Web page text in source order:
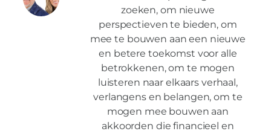
zoeken, om nieuwe
perspectieven te bieden, om
mee te bouwen aan een nieuwe
en betere toekomst voor alle
betrokkenen, om te mogen
luisteren naar elkaars verhaal,
verlangens en belangen, om te
mogen mee bouwen aan
akkoorden die financieel en